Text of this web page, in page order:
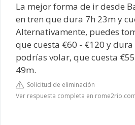
La mejor forma de ir desde
en tren que dura 7h 23m y
Alternativamente, puedes
que cuesta €60 - €120 y
podrías volar, que cuesta
49m.
Solicitud de eliminación
Ver respuesta completa en